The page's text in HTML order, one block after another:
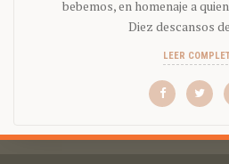
bebemos, en homenaje a
Diez descansos
LEER